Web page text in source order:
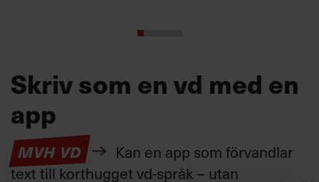
Skriv som en vd med en
app
MVH VD
Kan en app som förvandlar
text till korthugget vd-språk – utan